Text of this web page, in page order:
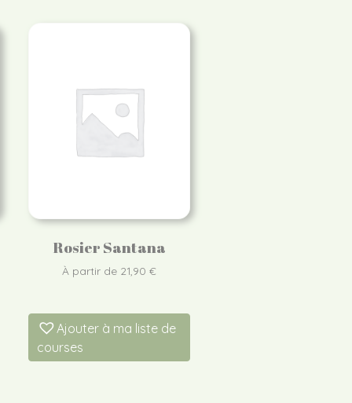
Rosier Santana
À partir de 21,90 €
Ajouter à ma liste de
courses